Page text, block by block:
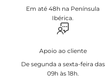
Em até 48h na Península
Ibérica.
Apoio ao cliente
De segunda a sexta-feira das
09h às 18h.